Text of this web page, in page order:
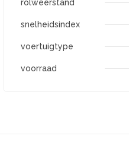
rolweerstand
snelheidsindex
voertuigtype
voorraad